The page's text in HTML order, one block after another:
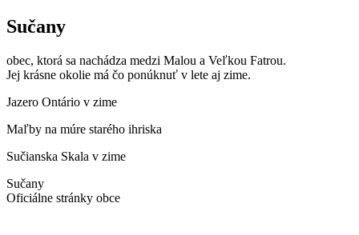
Sučany
obec, ktorá sa nachádza medzi Malou a Veľkou Fatrou.
Jej krásne okolie má čo ponúknuť v lete aj zime.
Jazero Ontário v zime
Maľby na múre starého ihriska
Sučianska Skala v zime
Sučany
Oficiálne stránky obce